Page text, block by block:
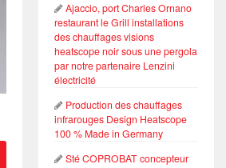
Ajaccio, port Charles Ornano
restaurant le Grill installations
des chauffages visions
heatscope noir sous une pergola
par notre partenaire Lenzini
électricité
Production des chauffages
infrarouges Design Heatscope
100 % Made in Germany
Sté COPROBAT concepteur